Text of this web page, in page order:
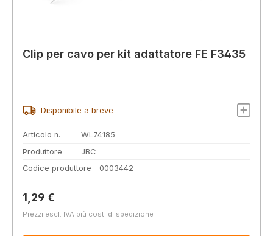
Clip per cavo per kit adattatore FE F3435
Disponibile a breve
Articolo n.
WL74185
Produttore
JBC
Codice produttore
0003442
Prezzo normale:
1,29 €
Prezzi escl. IVA più costi di spedizione